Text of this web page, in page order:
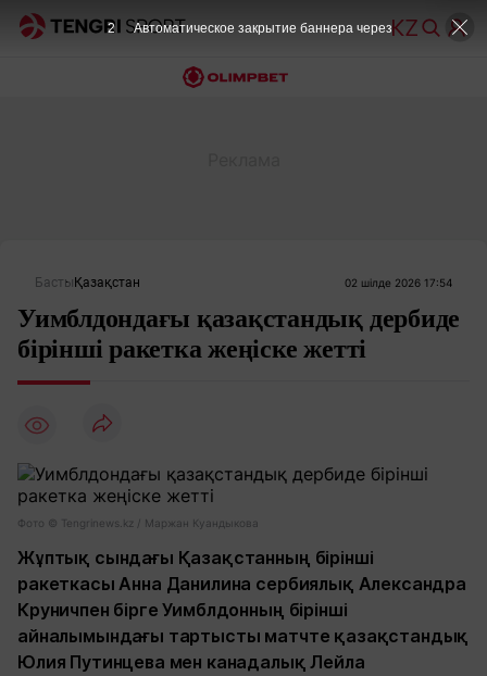
Басты Қазақстан 02 шілде 2026 17:54
Уимблдондағы қазақстандық дербиде
бірінші ракетка жеңіске жетті
Фото © Tengrinews.kz / Маржан Куандыкова
Жұптық сындағы Қазақстанның бірінші
ракеткасы Анна Данилина сербиялық Александра
Круничпен бірге Уимблдонның бірінші
айналымындағы тартысты матчте қазақстандық
Юлия Путинцева мен канадалық Лейла
1 Автоматическое закрытие баннера через